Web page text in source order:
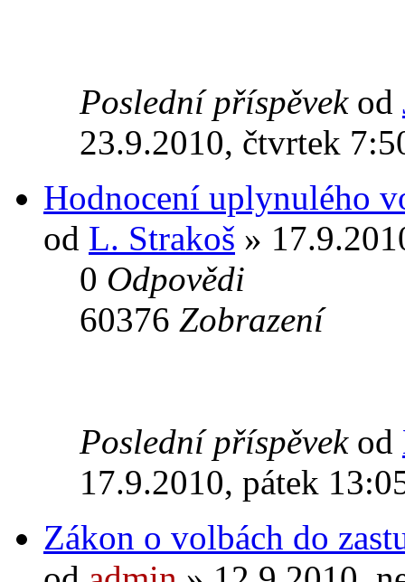
Poslední příspěvek od
23.9.2010, čtvrtek
Hodnocení uplynulého
od L. Strakoš »
0 Odpovědi
60376 Zobrazení
Poslední příspěvek od
17.9.2010, pátek
Zákon o volbách do